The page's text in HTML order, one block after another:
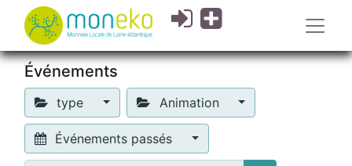
Événements
type Animation
Événements passés